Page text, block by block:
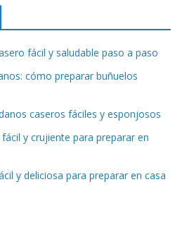
fácil y saludable paso a paso
cómo preparar buñuelos
caseros fáciles y esponjosos
y crujiente para preparar en
y deliciosa para preparar en casa